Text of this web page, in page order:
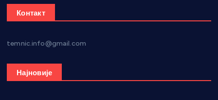
Контакт
temnic.info@gmail.com
Најновије